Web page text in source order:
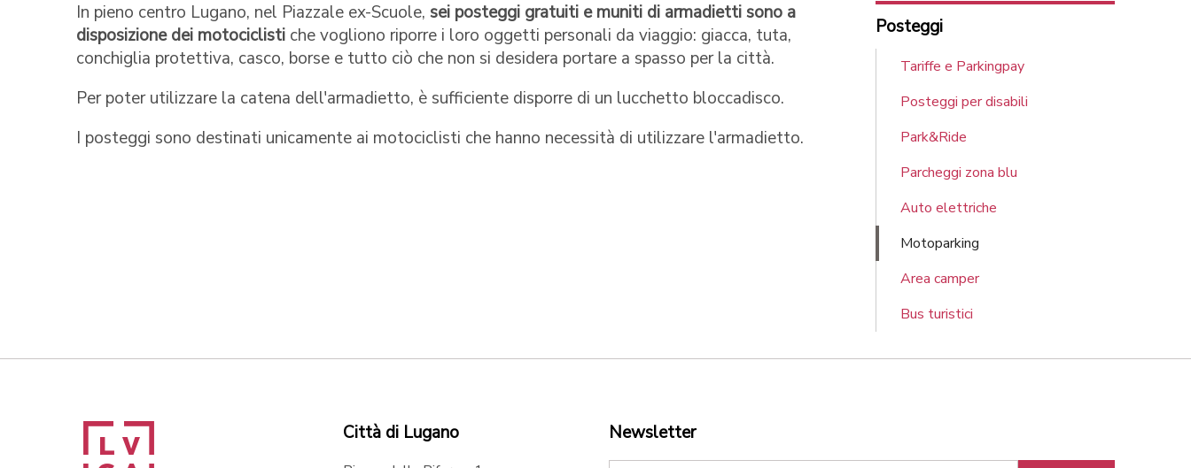
In pieno centro Lugano, nel Piazzale ex-Scuole, sei posteggi gratuiti e muniti di armadietti sono a
disposizione dei motociclisti che vogliono riporre i loro oggetti personali da viaggio: giacca, tuta,
conchiglia protettiva, casco, borse e tutto ciò che non si desidera portare a spasso per la città.
Per poter utilizzare la catena dell'armadietto, è sufficiente disporre di un lucchetto bloccadisco.
I posteggi sono destinati unicamente ai motociclisti che hanno necessità di utilizzare l'armadietto.
Posteggi
Tariffe e Parkingpay
Posteggi per disabili
Park&Ride
Parcheggi zona blu
Auto elettriche
Motoparking
Area camper
Bus turistici
Città di Lugano Newsletter